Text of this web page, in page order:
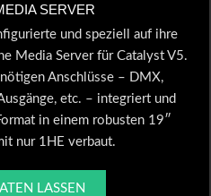
SERVER
und speziell auf ihre
Media Server für Catalyst V5.
Anschlüsse – DMX,
etc. – integriert und
in einem robusten 19″
nur 1HE verbaut.
LASSEN